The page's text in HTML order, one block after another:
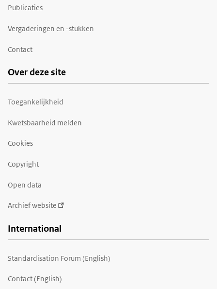
Publicaties
Vergaderingen en -stukken
Contact
Over deze site
Toegankelijkheid
Kwetsbaarheid melden
Cookies
Copyright
Open data
Archief website
International
Standardisation Forum (English)
Contact (English)